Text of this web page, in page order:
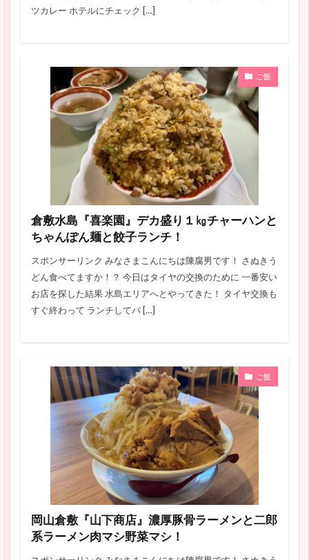
ツカレー ホテルにチェック […]
ご飯
倉敷水島『喜楽園』デカ盛り１㎏チャーハンと
ちゃんぽん麺と餃子ランチ！
スポンサーリンク みなさまこんにちは陳腐男です！ さぬきう
どん食べてますか！？ 今日はタイヤの交換のために 一番安い
お店を探した結果 水島エリアへとやってきた！ タイヤ交換も
すぐ終わって ランチしてパ […]
ご飯
岡山倉敷『山下商店』濃厚豚骨ラーメンと二郎
系ラーメン肉マシ野菜マシ！